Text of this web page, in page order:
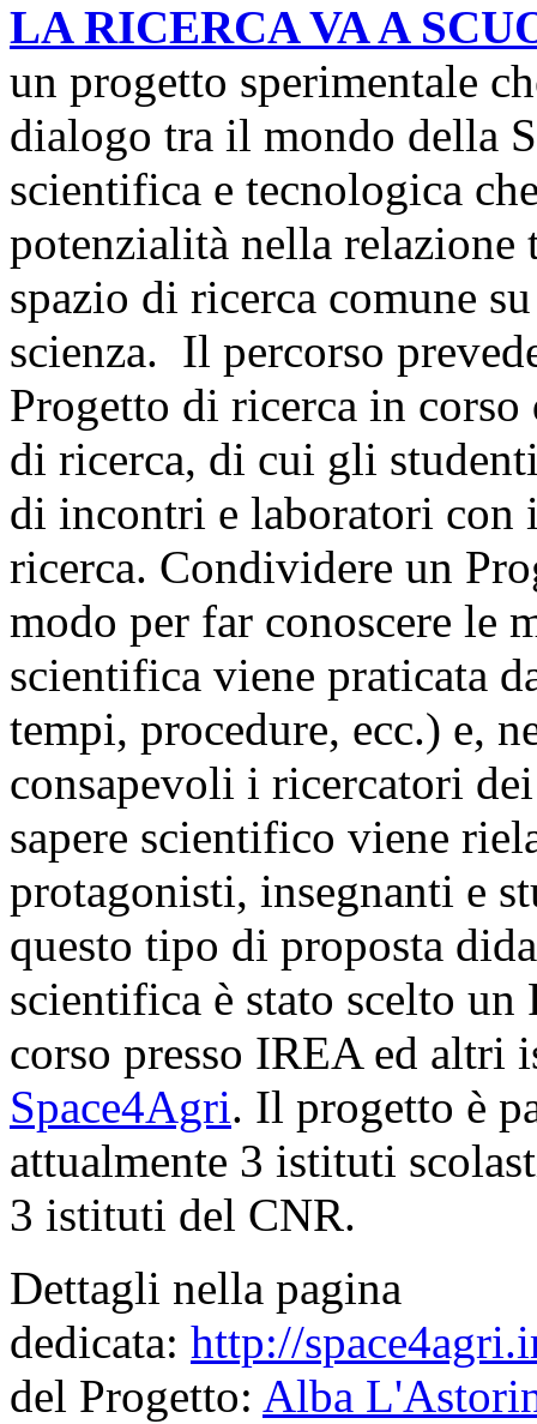
LA RICERCA VA A
un progetto sperimentale
dialogo tra il mondo della
scientifica e tecnologica
potenzialità nella
spazio di ricerca comune
scienza. Il percorso
Progetto di ricerca in
di ricerca, di cui gli
di incontri e laboratori
ricerca. Condividere un
modo per far conoscere le
scientifica viene praticata
tempi, procedure, ecc.) e,
consapevoli i ricercatori
sapere scientifico viene
protagonisti, insegnanti e
questo tipo di proposta
scientifica è stato scelto
corso presso IREA ed
Space4Agri. Il progetto è
attualmente 3 istituti
3 istituti del CNR.
Dettagli nella pagina
dedicata: http://
del Progetto: Alba